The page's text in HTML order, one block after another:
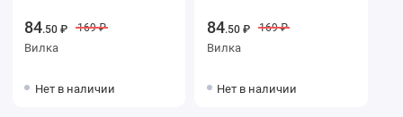
84.50 ₽ 169 ₽
Вилка
Нет в наличии
84.50 ₽ 169 ₽
Вилка
Нет в наличии